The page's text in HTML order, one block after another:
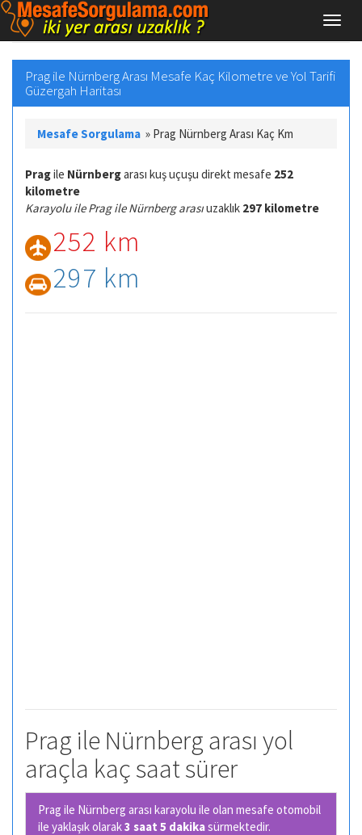
Prag ile Nürnberg Arası Mesafe Kaç Kilometre ve Yol Tarifi
Güzergah Haritası
Mesafe Sorgulama » Prag Nürnberg Arası Kaç Km
Pragile Nürnbergarası kuş uçuşu direkt mesafe 252
kilometre
Karayolu ile Prag ile Nürnberg arasıuzaklık 297 kilometre
252 km
297 km
Prag ile Nürnberg arası yol
araçla kaç saat sürer
Prag ile Nürnberg arası karayolu ile olan mesafe otomobil
ile yaklaşık olarak3 saat 5 dakikasürmektedir.